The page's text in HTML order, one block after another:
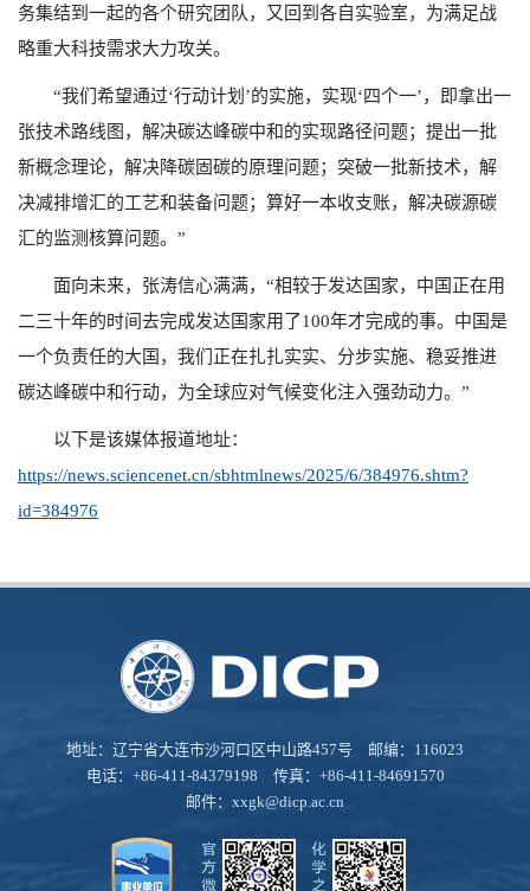
务集结到一起的各个研究团队，又回到各自实验室，为满足战
略重大科技需求大力攻关。
“我们希望通过‘行动计划’的实施，实现‘四个一’，即拿出一
张技术路线图，解决碳达峰碳中和的实现路径问题；提出一批
新概念理论，解决降碳固碳的原理问题；突破一批新技术，解
决减排增汇的工艺和装备问题；算好一本收支账，解决碳源碳
汇的监测核算问题。”
面向未来，张涛信心满满，“相较于发达国家，中国正在用
二三十年的时间去完成发达国家用了100年才完成的事。中国是
一个负责任的大国，我们正在扎扎实实、分步实施、稳妥推进
碳达峰碳中和行动，为全球应对气候变化注入强劲动力。”
以下是该媒体报道地址：
https://news.sciencenet.cn/sbhtmlnews/2025/6/384976.shtm?
id=384976
地址：辽宁省大连市沙河口区中山路457号 邮编：116023
电话：+86-411-84379198 传真：+86-411-84691570
邮件： xxgk@dicp.ac.cn